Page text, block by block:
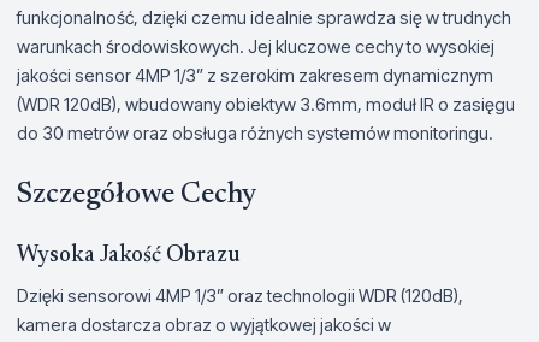
funkcjonalność, dzięki czemu idealnie sprawdza się w trudnych
warunkach środowiskowych. Jej kluczowe cechy to wysokiej
jakości sensor 4MP 1/3” z szerokim zakresem dynamicznym
(WDR 120dB), wbudowany obiektyw 3.6mm, moduł IR o zasięgu
do 30 metrów oraz obsługa różnych systemów monitoringu.
Szczegółowe Cechy
Wysoka Jakość Obrazu
Dzięki sensorowi 4MP 1/3” oraz technologii WDR (120dB),
kamera dostarcza obraz o wyjątkowej jakości w